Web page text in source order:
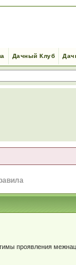
Дачный Клуб
проявления